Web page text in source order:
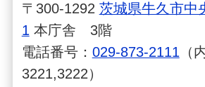
〒300-1292 茨城県牛久市中
1本庁舎 3階
電話番号： 029-873-2111（
3221,3222）